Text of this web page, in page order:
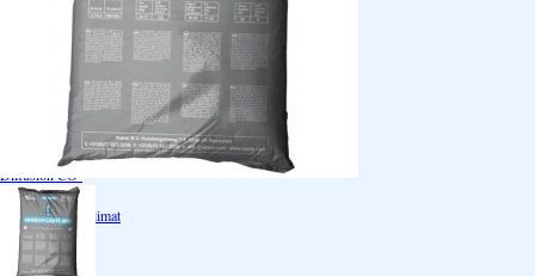
Extraction/Intraction
Ioniseur d'air -AirBulter
Filtre anti-odeur
Diffusion CO²
Contrôleurs de climat
Silencieux